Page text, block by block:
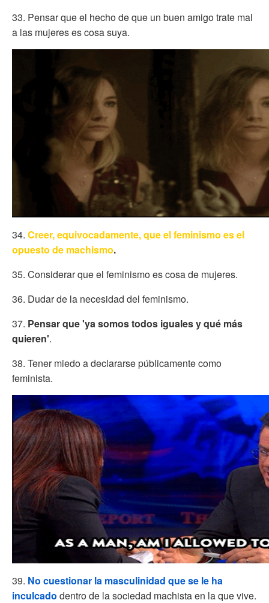
33. Pensar que el hecho de que un buen amigo trate mal
a las mujeres es cosa suya.
34. Creer, equivocadamente, que el feminismo es el
opuesto de machismo.
35. Considerar que el feminismo es cosa de mujeres.
36. Dudar de la necesidad del feminismo.
37. Pensar que 'ya somos todos iguales y qué más
quieren'.
38. Tener miedo a declararse públicamente como
feminista.
39. No cuestionar la masculinidad que se le ha
inculcado dentro de la sociedad machista en la que vive.